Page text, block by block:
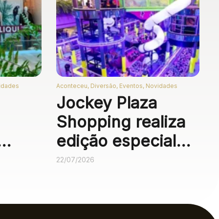
Aconteceu, Diversão, Eventos, Novidades
Jockey Plaza
Shopping realiza
edição especial
do Neon Fun
22/07/2026